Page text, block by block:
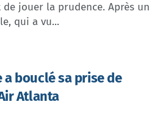
jouer la prudence. Après un
qui a vu...
bouclé sa prise de
Atlanta